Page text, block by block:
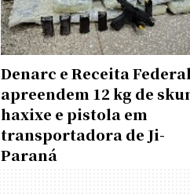
Denarc e Receita Federal
apreendem 12 kg de
haxixe e pistola em
transportadora de Ji-
Paraná